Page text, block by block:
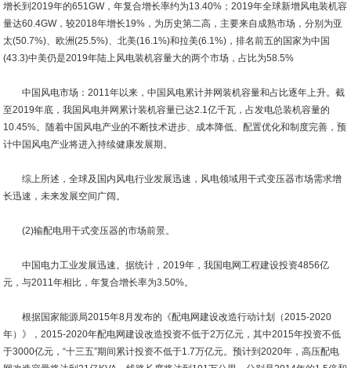
增长到2019年的651GW，年复合增长率约为13.40%；2019年全球新增风电装机容
量达60.4GW，较2018年增长19%，为历史第二高，主要来自成熟市场，分别为亚
太(50.7%)、欧洲(25.5%)、北美(16.1%)和拉美(6.1%)，排名前五的国家为中国
(43.3)中美仍是2019年陆上风电装机容量大的两个市场，占比为58.5%
中国风电市场：2011年以来，中国风电累计并网装机容量和占比逐年上升。截
至2019年底，我国风电并网累计装机容量已达2.1亿千瓦，占发电总装机容量的
10.45%。随着中国风电产业的不断技术进步、成本降低、配置优化和制度完善，预
计中国风电产业将进入持续健康发展期。
综上所述，全球及国内风电行业发展迅速，风电领域用干式变压器市场需求增
长迅速，未来发展空间广阔。
(2)输配电用干式变压器的市场前景。
中国电力工业发展迅速。据统计，2019年，我国电网工程建设投资4856亿
元，与2011年相比，年复合增长率为3.50%。
根据国家能源局2015年8月发布的《配电网建设改造行动计划（2015-2020
年）》，2015-2020年配电网建设改造投资不低于2万亿元，其中2015年投资不低
于3000亿元，“十三五”期间累计投资不低于1.7万亿元。预计到2020年，高压配电